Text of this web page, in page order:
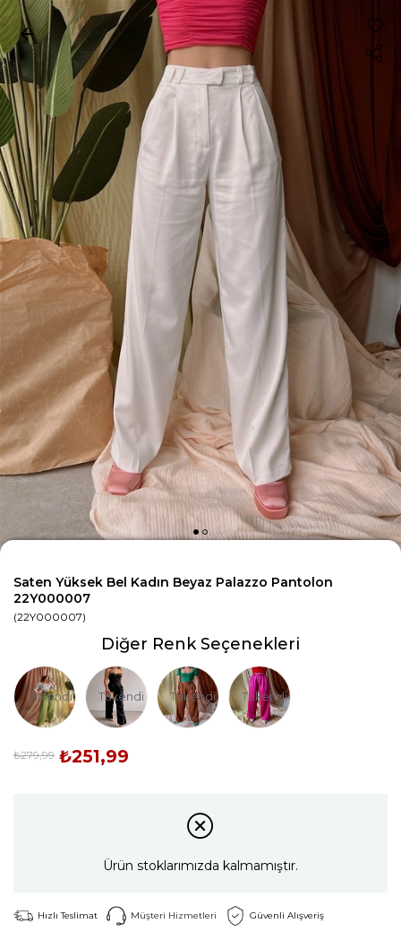
Saten Yüksek Bel Kadın Beyaz Palazzo Pantolon
22Y000007
(22Y000007)
Diğer Renk Seçenekleri
Tükendi Tükendi Tükendi Tükendi
₺279,99 ₺251,99
Ürün stoklarımızda kalmamıştır.
Hızlı Teslimat Müşteri Hizmetleri Güvenli Alışveriş